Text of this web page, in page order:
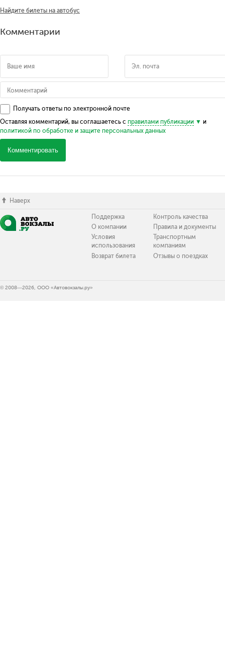
Найдите билеты на автобус
Комментарии
Получать ответы по электронной почте
Оставляя комментарий, вы соглашаетесь с правилами публикации
и
политикой по обработке и защите персональных данных
Комментировать
Наверх
Поддержка
О компании
Условия
использования
Возврат билета
Контроль качества
Правила и документы
Транспортным
компаниям
Отзывы о поездках
© 2008—2026, ООО «Автовокзалы.ру»